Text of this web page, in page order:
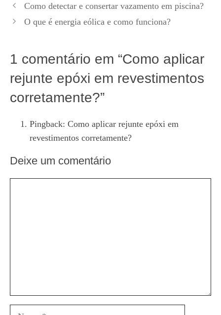
Como detectar e consertar vazamento em piscina?
O que é energia eólica e como funciona?
1 comentário em “Como aplicar
rejunte epóxi em revestimentos
corretamente?”
Pingback: Como aplicar rejunte epóxi em
revestimentos corretamente?
Deixe um comentário